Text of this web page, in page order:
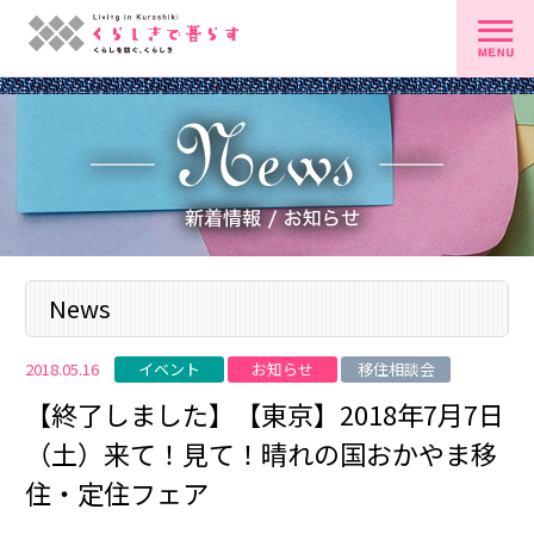
News
2018.05.16 イベント お知らせ 移住相談会
【終了しました】【東京】2018年7月7日
（土）来て！見て！晴れの国おかやま移
住・定住フェア